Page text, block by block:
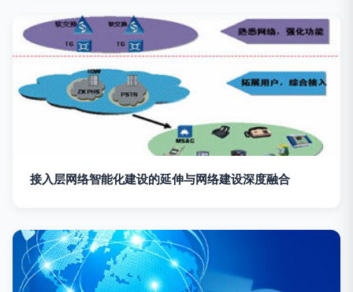
接入层网络智能化建设的延伸与网络建设深度融合